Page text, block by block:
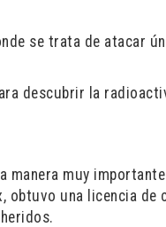
se trata de atacar
descubrir la
muy
obtuvo una licencia de